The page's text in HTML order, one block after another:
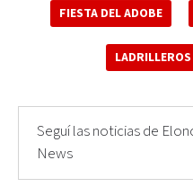
FIESTA DEL ADOBE
LADRILLEROS
Seguí las noticias de
News